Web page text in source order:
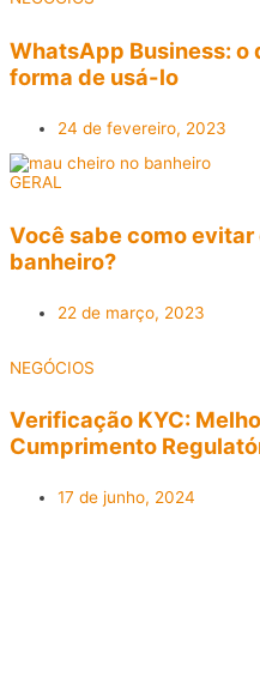
WhatsApp Business: o
forma de usá-lo
24 de fevereiro, 2023
GERAL
Você sabe como evitar
banheiro?
22 de março, 2023
NEGÓCIOS
Verificação KYC:
Cumprimento
17 de junho, 2024